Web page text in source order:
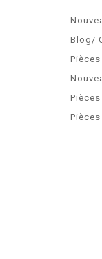
Blog/